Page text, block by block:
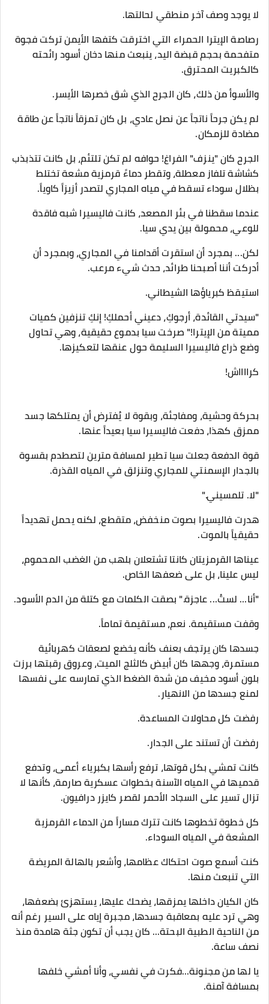
لا يوجد وصف آخر منطقي لحالتها.
​رصاصة الإيترا الحمراء التي اخترقت كتفها الأيمن تركت فجوة
متفحمة بحجم قبضة اليد، ينبعث منها دخان أسود رائحته
كالكبريت المحترق.
والأسوأ من ذلك، كان الجرح الذي شق خصرها الأيسر.
لم يكن جرحاً ناتجاً عن نصل عادي، بل كان تمزقاً ناتجاً عن طاقة
مضادة للزمكان.
الجرح كان "ينزف" الفراغ! حوافه لم تكن تلتئم، بل كانت تتذبذب
كشاشة تلفاز معطلة، وتقطر دماءً قرمزية مشعة تختلط
بظلال سوداء تسقط في مياه المجاري لتصدر أزيزاً كاوياً.
​عندما سقطنا في بئر المصعد، كانت فاليسيرا شبه فاقدة
للوعي، محمولة بين يدي سيا.
لكن... بمجرد أن استقرت أقدامنا في المجاري، وبمجرد أن
أدركت أننا أصبحنا طرائد، حدث شيء مرعب.
​استيقظ كبرياؤها الشيطاني.
​"سيدتي القائدة، أرجوكِ، دعيني أحملكِ! إنكِ تنزفين كميات
مميتة من الإيترا!" صرخت سيا بدموع حقيقية، وهي تحاول
وضع ذراع فاليسيرا السليمة حول عنقها لتعكيزها.
​كرااااش!
​بحركة وحشية، ومفاجئة، وبقوة لا يُفترض أن يمتلكها جسد
ممزق كهذا، دفعت فاليسيرا سيا بعيداً عنها.
قوة الدفعة جعلت سيا تطير لمسافة مترين لتصطدم بقسوة
بالجدار الإسمنتي للمجاري وتنزلق في المياه القذرة.
​"لا. تلمسيني."
​هدرت فاليسيرا بصوت منخفض، متقطع، لكنه يحمل تهديداً
حقيقياً بالموت.
عيناها القرمزيتان كانتا تشتعلان بلهب من الغضب المحموم،
ليس علينا، بل على ضعفها الخاص.
​"أنا... لستُ... عاجزة." بصقت الكلمات مع كتلة من الدم الأسود.
​وقفت مستقيمة. نعم، مستقيمة تماماً.
جسدها كان يرتجف بعنف كأنه يخضع لصعقات كهربائية
مستمرة، وجهها كان أبيض كالثلج الميت، وعروق رقبتها برزت
بلون أسود مخيف من شدة الضغط الذي تمارسه على نفسها
لمنع جسدها من الانهيار.
​رفضت كل محاولات المساعدة.
رفضت أن تستند على الجدار.
كانت تمشي بكل قوتها، ترفع رأسها بكبرياء أعمى، وتدفع
قدميها في المياه الآسنة بخطوات عسكرية صارمة، كأنها لا
تزال تسير على السجاد الأحمر لقصر كايزر درافيون.
​كل خطوة تخطوها كانت تترك مساراً من الدماء القرمزية
المشعة في المياه السوداء.
كنت أسمع صوت احتكاك عظامها، وأشعر بالهالة المريضة
التي تنبعث منها.
كان الكيان داخلها يمزقها، يضحك عليها، يستهزئ بضعفها،
وهي ترد عليه بمعاقبة جسدها، مجبرة إياه على السير رغم أنه
من الناحية الطبية البحتة... كان يجب أن تكون جثة هامدة منذ
نصف ساعة.
​يا لها من مجنونة...فكرت في نفسي، وأنا أمشي خلفها
بمسافة آمنة.